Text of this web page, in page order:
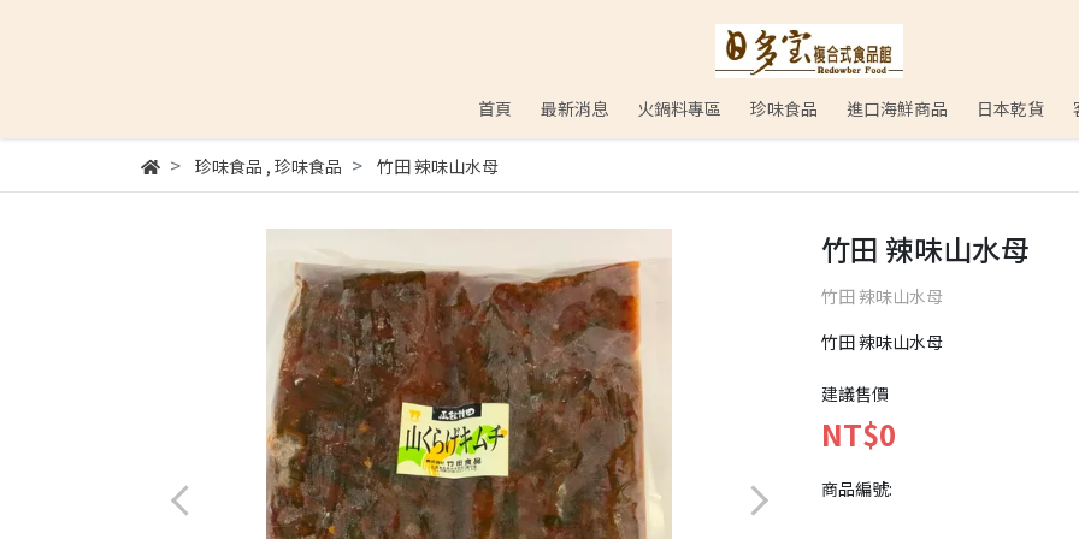
首頁 最新消息 火鍋料專區 珍味食品 進口海鮮商品 日本乾貨
珍味食品 , 珍味食品 竹田 辣味山水母
竹田 辣味山水母
竹田 辣味山水母
竹田 辣味山水母
建議售價
NT$0
商品編號: